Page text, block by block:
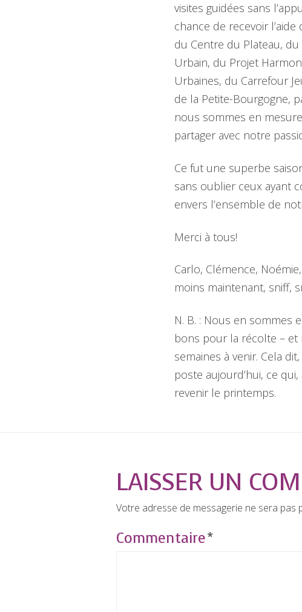
visites guidées sans
chance de recevoir
du Centre du Plateau,
Urbain, du Projet
Urbaines, du Carrefour
de la Petite-Bourgogne,
nous sommes en
partager avec notre
Ce fut une superbe
sans oublier ceux ayant
envers l’ensemble de
Merci à tous!
Carlo, Clémence,
moins maintenant, sniff,
N. B. : Nous en sommes
bons pour la récolte –
semaines à venir. Cela
poste aujourd’hui, ce
revenir le printemps.
LAISSER UN
Votre adresse de messagerie ne sera pas
Commentaire*